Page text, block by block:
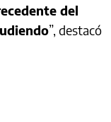
del
”, destacó